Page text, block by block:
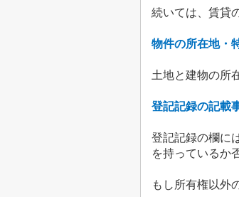
続いては、賃貸
物件の所在地・
土地と建物の所
登記記録の記載
登記記録の欄に
を持っているか
もし所有権以外